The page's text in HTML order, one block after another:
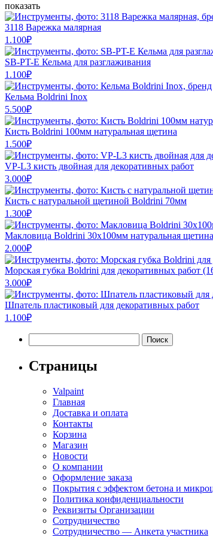
показать
3118 Варежка малярная
1.100₽
SB-PT-E Кельма для разглаживания
1.100₽
Кельма Boldrini Inox
5.500₽
Кисть Boldrini 100мм натуральная щетина
1.500₽
VP-L3 кисть двойная для декоративных работ
3.000₽
Кисть с натуральной щетиной Boldrini 70мм
1.300₽
Макловица Boldrini 30х100мм натуральная щетина
2.000₽
Морская губка Boldrini для декоративных работ
3.000₽
Шпатель пластиковый для декоративных работ
1.100₽
Страницы
Valpaint
Главная
Доставка и оплата
Контакты
Корзина
Магазин
Новости
О компании
Оформление заказа
Покрытия с эффектом бетона и
Политика конфиденциальности
Реквизиты Организации
Сотрудничество
Сотрудничество — Анкета участника